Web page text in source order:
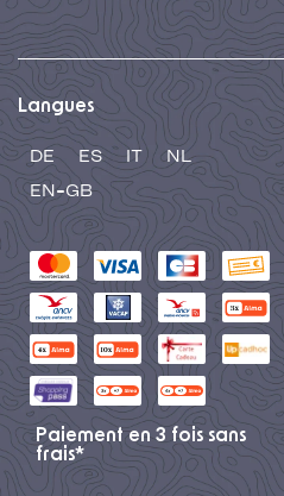
Langues
DE ES IT
NL
EN-GB
Paiement en 3 fois sans
frais*